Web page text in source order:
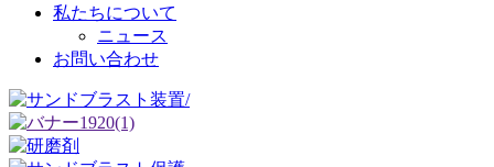
私たちについて
ニュース
お問い合わせ